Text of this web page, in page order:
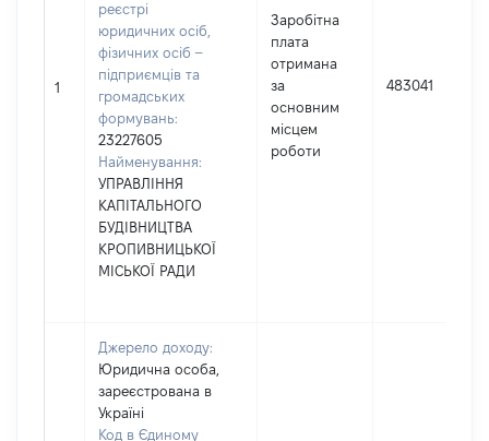
1
реєстрі
юридичних осіб,
фізичних осіб –
підприємців та
громадських
формувань:
23227605
Найменування:
УПРАВЛІННЯ
КАПІТАЛЬНОГО
БУДІВНИЦТВА
КРОПИВНИЦЬКОЇ
МІСЬКОЇ РАДИ
Заробітна
плата
отримана
за
основним
місцем
роботи
483041
Джерело доходу:
Юридична особа,
зареєстрована в
Україні
Код в Єдиному